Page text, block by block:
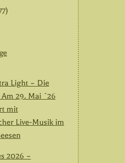
Light – Die
29. Mai ´26
mit
Live-Musik im
2026 –